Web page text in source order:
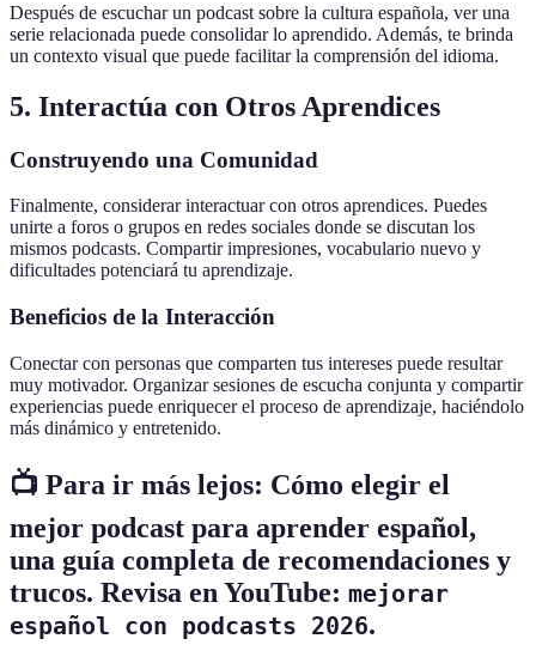
Después de escuchar un podcast sobre la cultura española, ver una
serie relacionada puede consolidar lo aprendido. Además, te brinda
un contexto visual que puede facilitar la comprensión del idioma.
5. Interactúa con Otros Aprendices
Construyendo una Comunidad
Finalmente, considerar interactuar con otros aprendices. Puedes
unirte a foros o grupos en redes sociales donde se discutan los
mismos podcasts. Compartir impresiones, vocabulario nuevo y
dificultades potenciará tu aprendizaje.
Beneficios de la Interacción
Conectar con personas que comparten tus intereses puede resultar
muy motivador. Organizar sesiones de escucha conjunta y compartir
experiencias puede enriquecer el proceso de aprendizaje, haciéndolo
más dinámico y entretenido.
📺 Para ir más lejos: Cómo elegir el
mejor podcast para aprender español,
una guía completa de recomendaciones y
trucos. Revisa en YouTube: mejorar
español con podcasts 2026.